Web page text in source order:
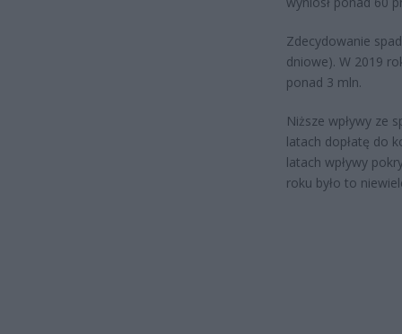
Zdecydowanie
dniowe). W 2019
ponad 3 mln.
Niższe wpływy ze
latach dopłatę do
latach wpływy
roku było to